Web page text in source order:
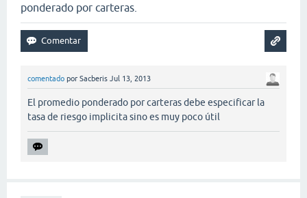
ponderado por carteras.
comentado por Sacberis Jul 13, 2013
El promedio ponderado por carteras debe especificar la
tasa de riesgo implicita sino es muy poco útil